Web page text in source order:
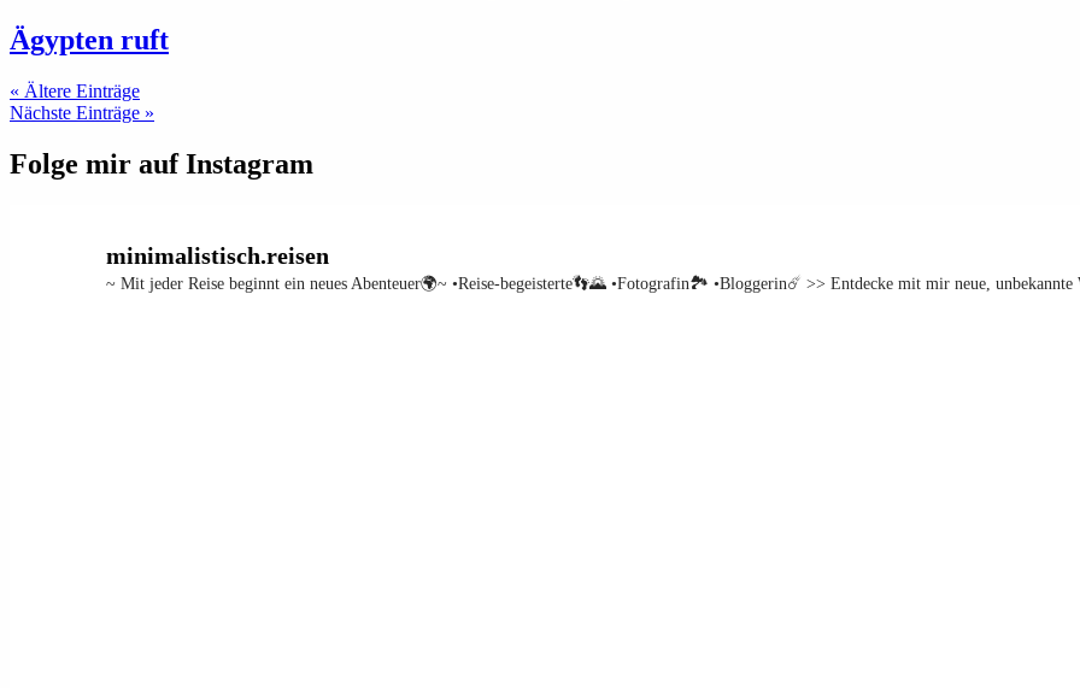
Ägypten ruft
« Ältere Einträge
Nächste Einträge »
Folge mir auf Instagram
minimalistisch.reisen
~ Mit jeder Reise beginnt ein neues Abenteuer🌍~ •Reise-begeisterte👣🌄 •Fotografin🏞️ •Bloggerin☄️ >> Entdecke mit mir neue, unbekannte